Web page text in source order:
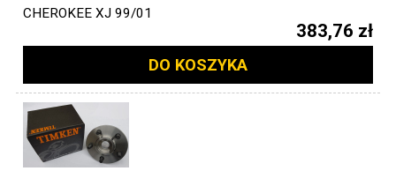
CHEROKEE XJ 99/01
383,76 zł
DO KOSZYKA